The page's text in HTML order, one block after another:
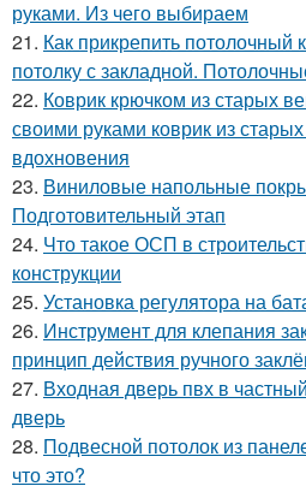
руками. Из чего выбираем
21. Как прикрепить потолочный
потолку с закладной.
22. Коврик крючком из старых
своими руками коврик из
вдохновения
23. Виниловые напольные
Подготовительный этап
24. Что такое ОСП в
конструкции
25. Установка регулятора на
26. Инструмент для клепания
принцип действия ручного
27. Входная дверь пвх в
дверь
28. Подвесной потолок из
что это?